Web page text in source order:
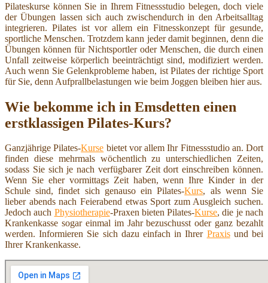
Pilateskurse können Sie in Ihrem Fitnessstudio belegen, doch viele
der Übungen lassen sich auch zwischendurch in den Arbeitsalltag
integrieren. Pilates ist vor allem ein Fitnesskonzept für gesunde,
sportliche Menschen. Trotzdem kann jeder damit beginnen, denn die
Übungen können für Nichtsportler oder Menschen, die durch einen
Unfall zeitweise körperlich beeinträchtigt sind, modifiziert werden.
Auch wenn Sie Gelenkprobleme haben, ist Pilates der richtige Sport
für Sie, denn Aufprallbelastungen wie beim Joggen bleiben hier aus.
Wie bekomme ich in Emsdetten einen
erstklassigen Pilates-Kurs?
Ganzjährige Pilates-Kurse bietet vor allem Ihr Fitnessstudio an. Dort
finden diese mehrmals wöchentlich zu unterschiedlichen Zeiten,
sodass Sie sich je nach verfügbarer Zeit dort einschreiben können.
Wenn Sie eher vormittags Zeit haben, wenn Ihre Kinder in der
Schule sind, findet sich genauso ein Pilates-Kurs, als wenn Sie
lieber abends nach Feierabend etwas Sport zum Ausgleich suchen.
Jedoch auch Physiotherapie-Praxen bieten Pilates-Kurse, die je nach
Krankenkasse sogar einmal im Jahr bezuschusst oder ganz bezahlt
werden. Informieren Sie sich dazu einfach in Ihrer Praxisund bei
Ihrer Krankenkasse.